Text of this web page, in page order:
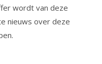
wordt van deze
nieuws over deze